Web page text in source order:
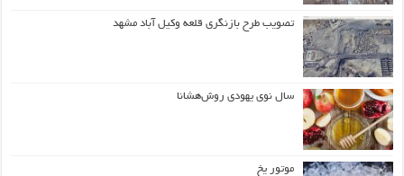
تصویب طرح بازنگری قلعه وکیل آباد مشهد
سال نوی یهودی روش‌هشانا
موتور یخ